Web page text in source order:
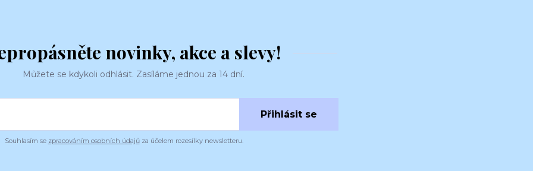
novinky, akce a slevy!
Můžete se kdykoli odhlásit. Zasíláme jednou za 14 dní.
Přihlásit se
Souhlasím se zpracováním osobních údajůza účelem rozesílky newsletteru.